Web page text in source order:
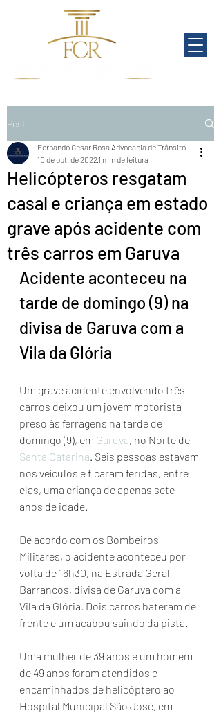
Post
Helicópteros resgatam
casal e criança em estado
grave após acidente com
três carros em Garuva
Fernando Cesar Rosa Advocacia de Trânsito
10 de out. de 20221 min de leitura
Acidente aconteceu na
tarde de domingo (9) na
divisa de Garuva com a
Vila da Glória
Um grave acidente envolvendo três
carros deixou um jovem motorista
preso às ferragens na tarde de
domingo (9), em Garuva, no Norte de
Santa Catarina. Seis pessoas estavam
nos veículos e ficaram feridas, entre
elas, uma criança de apenas sete
anos de idade.
De acordo com os Bombeiros
Militares, o acidente aconteceu por
volta de 16h30, na Estrada Geral
Barrancos, divisa de Garuva com a
Vila da Glória. Dois carros bateram de
frente e um acabou saindo da pista.
Uma mulher de 39 anos e um homem
de 49 anos foram atendidos e
encaminhados de helicóptero ao
Hospital Municipal São José, em